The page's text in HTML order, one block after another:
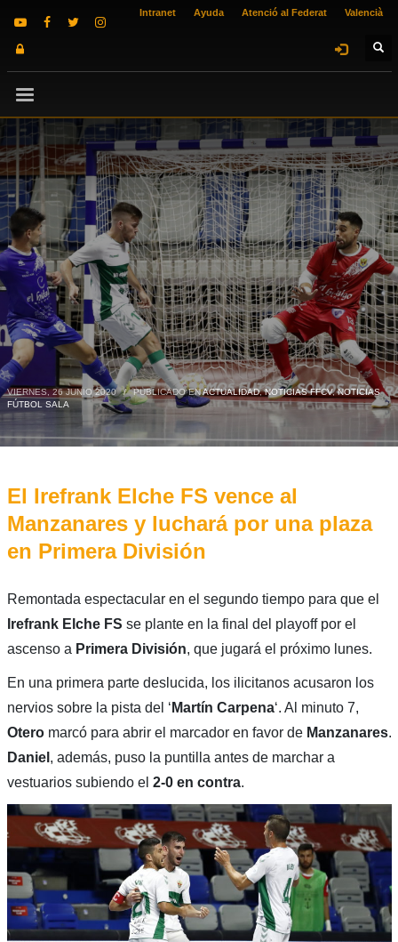
Intranet Ayuda Atenció al Federat Valencià
VIERNES, 26 JUNIO 2020 / PUBLICADO ENACTUALIDAD,NOTICIAS FFCV,NOTICIAS
FÚTBOL SALA
El Irefrank Elche FS vence al
Manzanares y luchará por una plaza
en Primera División
Remontada espectacular en el segundo tiempo para que el
Irefrank Elche FS se plante en la final del playoff por el
ascenso a Primera División, que jugará el próximo lunes.
En una primera parte deslucida, los ilicitanos acusaron los
nervios sobre la pista del ‘ Martín Carpena‘. Al minuto 7,
Otero marcó para abrir el marcador en favor de Manzanares.
Daniel , además, puso la puntilla antes de marchar a
vestuarios subiendo el 2-0 en contra.